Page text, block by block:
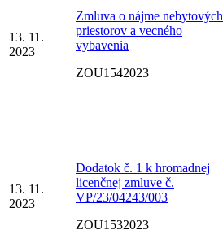
13. 11.
2023
Zmluva o nájme nebytových
priestorov a vecného
vybavenia
ZOU1542023
13. 11.
2023
Dodatok č. 1 k hromadnej
licenčnej zmluve č.
VP/23/04243/003
ZOU1532023